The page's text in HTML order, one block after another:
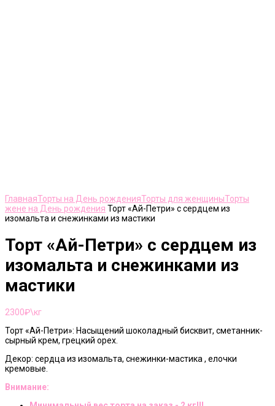
ГлавнаяТорты на День рожденияТорты для женщиныТорты
жене на День рождения Торт «Ай-Петри» с сердцем из
изомальта и снежинками из мастики
Торт «Ай-Петри» с сердцем из
изомальта и снежинками из
мастики
2300₽\кг
Торт «Ай-Петри»: Насыщений шоколадный бисквит, сметанник-
сырный крем, грецкий орех.
Декор: сердца из изомальта, снежинки-мастика , елочки
кремовые.
Внимание: